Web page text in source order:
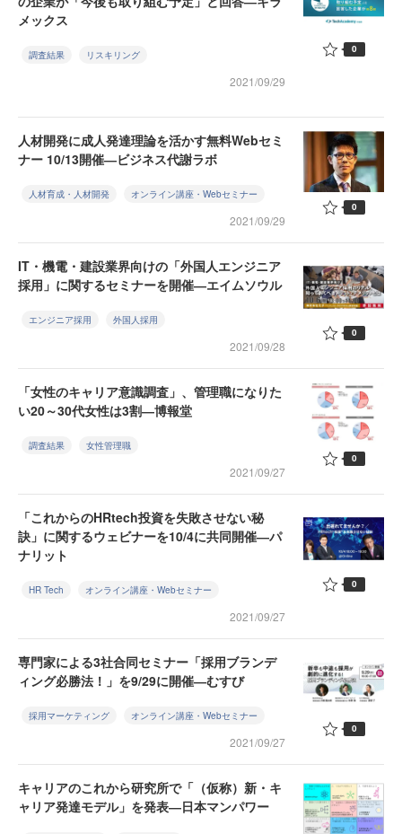
メックス
調査結果 リスキリング
2021/09/29
0
人材開発に成人発達理論を活かす無料Webセミ
ナー 10/13開催―ビジネス代謝ラボ
人材育成・人材開発 オンライン講座・Webセミナー
2021/09/29
0
IT・機電・建設業界向けの「外国人エンジニア
採用」に関するセミナーを開催―エイムソウル
エンジニア採用 外国人採用
2021/09/28
0
「女性のキャリア意識調査」、管理職になりた
い20～30代女性は3割―博報堂
調査結果 女性管理職
2021/09/27
0
「これからのHRtech投資を失敗させない秘
訣」に関するウェビナーを10/4に共同開催―パ
ナリット
HR Tech オンライン講座・Webセミナー
2021/09/27
0
専門家による3社合同セミナー「採用ブランデ
ィング必勝法！」を9/29に開催―むすび
採用マーケティング オンライン講座・Webセミナー
2021/09/27
0
キャリアのこれから研究所で「（仮称）新・キ
ャリア発達モデル」を発表―日本マンパワー